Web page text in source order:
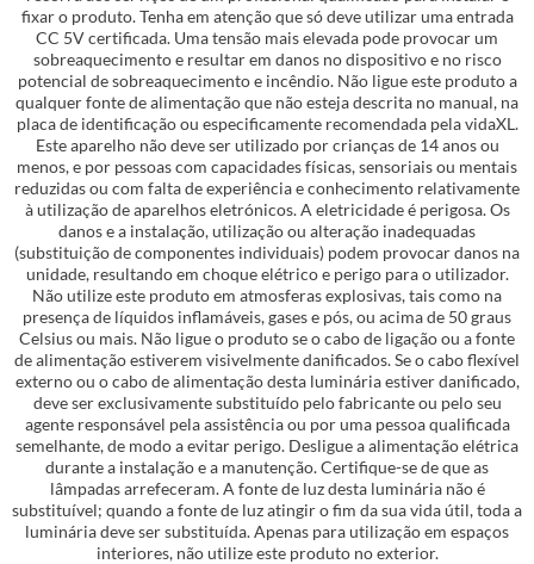
fixar o produto. Tenha em atenção que só deve utilizar uma entrada
CC 5V certificada. Uma tensão mais elevada pode provocar um
sobreaquecimento e resultar em danos no dispositivo e no risco
potencial de sobreaquecimento e incêndio. Não ligue este produto a
qualquer fonte de alimentação que não esteja descrita no manual, na
placa de identificação ou especificamente recomendada pela vidaXL.
Este aparelho não deve ser utilizado por crianças de 14 anos ou
menos, e por pessoas com capacidades físicas, sensoriais ou mentais
reduzidas ou com falta de experiência e conhecimento relativamente
à utilização de aparelhos eletrónicos. A eletricidade é perigosa. Os
danos e a instalação, utilização ou alteração inadequadas
(substituição de componentes individuais) podem provocar danos na
unidade, resultando em choque elétrico e perigo para o utilizador.
Não utilize este produto em atmosferas explosivas, tais como na
presença de líquidos inflamáveis, gases e pós, ou acima de 50 graus
Celsius ou mais. Não ligue o produto se o cabo de ligação ou a fonte
de alimentação estiverem visivelmente danificados. Se o cabo flexível
externo ou o cabo de alimentação desta luminária estiver danificado,
deve ser exclusivamente substituído pelo fabricante ou pelo seu
agente responsável pela assistência ou por uma pessoa qualificada
semelhante, de modo a evitar perigo. Desligue a alimentação elétrica
durante a instalação e a manutenção. Certifique-se de que as
lâmpadas arrefeceram. A fonte de luz desta luminária não é
substituível; quando a fonte de luz atingir o fim da sua vida útil, toda a
luminária deve ser substituída. Apenas para utilização em espaços
interiores, não utilize este produto no exterior.